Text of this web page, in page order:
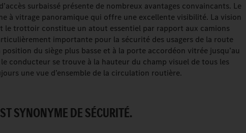
surbaissé présente de nombreux avantages convaincants. Le
à vitrage panoramique qui offre une excellente visibilité. La vision
le trottoir constitue un atout essentiel par rapport aux camions
importante pour la sécurité des usagers de la route
du siège plus basse et à la porte accordéon vitrée jusqu’au
conducteur se trouve à la hauteur du champ visuel de tous les
une vue d’ensemble de la circulation routière.
SYNONYME DE SÉCURITÉ.